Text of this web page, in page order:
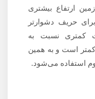
ارتفاع بیشتری
حریف دشوارتر
نسبت به
است و به همین
استفاده می‌شود.